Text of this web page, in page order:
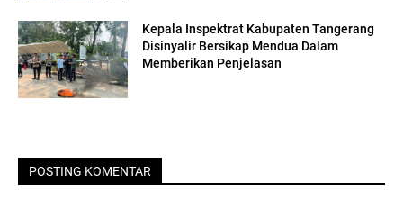
Kepala Inspektrat Kabupaten Tangerang
Disinyalir Bersikap Mendua Dalam
Memberikan Penjelasan
POSTING KOMENTAR